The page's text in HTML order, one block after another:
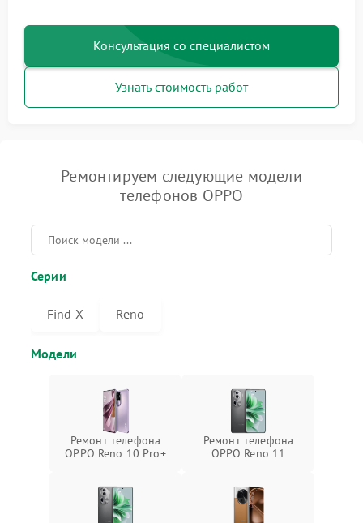
Консультация со специалистом
Узнать стоимость работ
Ремонтируем следующие модели
телефонов OPPO
Серии
Find X Reno
Модели
Ремонт телефона
OPPO Reno 10 Pro+
Ремонт телефона
OPPO Reno 11